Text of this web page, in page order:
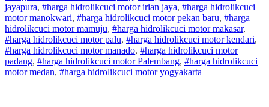
jayapura, #harga hidrolikcuci motoririan jaya, #harga hidrolikcuci
motormanokwari, #harga hidrolikcuci motorpekan baru, #harga
hidrolikcuci motormamuju, #harga hidrolikcuci motormakasar,
#harga hidrolikcuci motorpalu, #harga hidrolikcuci motorkendari,
#harga hidrolikcuci motormanado, #harga hidrolikcuci motor
padang, #harga hidrolikcuci motorPalembang, #harga hidrolikcuci
motormedan, #harga hidrolikcuci motoryogyakarta